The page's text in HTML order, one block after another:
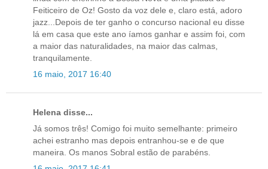
Feiticeiro de Oz! Gosto da voz dele e, claro está, adoro
jazz...Depois de ter ganho o concurso nacional eu disse
lá em casa que este ano íamos ganhar e assim foi, com
a maior das naturalidades, na maior das calmas,
tranquilamente.
16 maio, 2017 16:40
Helena disse...
Já somos três! Comigo foi muito semelhante: primeiro
achei estranho mas depois entranhou-se e de que
maneira. Os manos Sobral estão de parabéns.